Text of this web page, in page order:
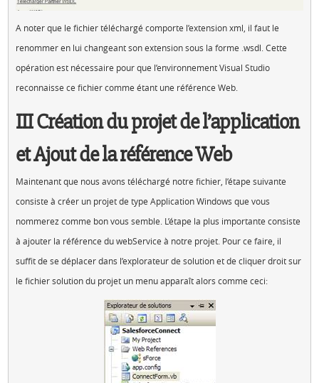
A noter que le fichier téléchargé comporte l’extension xml, il faut le
renommer en lui changeant son extension sous la forme .wsdl. Cette
opération est nécessaire pour que l’environnement Visual Studio
reconnaisse ce fichier comme étant une référence Web.
III Création du projet de l’application
et Ajout de la référence Web
Maintenant que nous avons téléchargé notre fichier, l’étape suivante
consiste à créer un projet de type Application Windows que vous
nommerez comme bon vous semble. L’étape la plus importante consiste
à ajouter la référence du webService à notre projet. Pour ce faire, il
suffit de se déplacer dans l’explorateur de solution et de cliquer droit sur
le fichier solution du projet un menu apparaît alors comme ceci: